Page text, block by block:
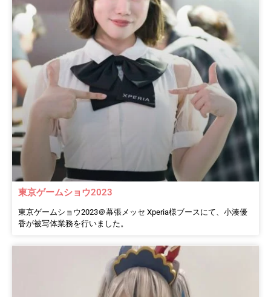
東京ゲームショウ2023
東京ゲームショウ2023＠幕張メッセ Xperia様ブースにて、小湊優
香が被写体業務を行いました。